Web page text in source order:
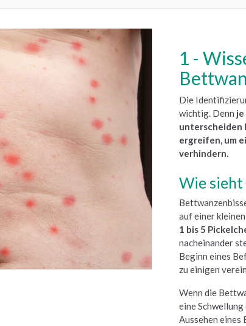
Die
wichtig. Denn
unterscheiden
ergreifen, um
verhindern.
Wie sieht
auf einer
1 bis 5
nacheinander
Beginn eines
zu einigen
Wenn die
eine
Aussehen eines